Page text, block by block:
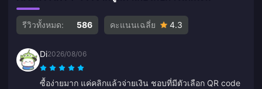
รีวิวทั้งหมด: 586 คะแนนเฉลี่ย 4.3
Di2026/08/06
ซื้อง่ายมาก แค่คลิกแล้วจ่ายเงิน ชอบที่มีตัวเลือก QR code